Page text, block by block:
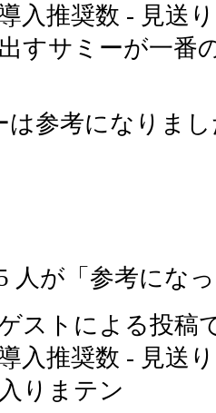
入推奨数 - 見送り
すサミーが一
は参考になりま
人が「参考にな
ストによる投稿
入推奨数 - 見送り
りまテン